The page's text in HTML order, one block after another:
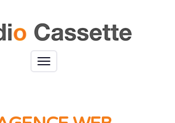
Toggle